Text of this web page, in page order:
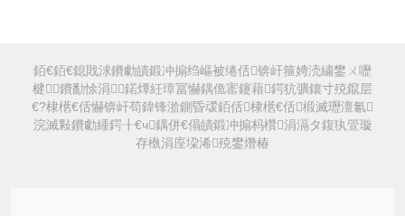
銆€銆€鎴戝浗鐨勮皟鍛冲搧绉嶇被绻佸锛屽箍娉涜繍鐢ㄨ嚦
楗鐨勫悇涓鍩燂紝璋冨懗鍝佹寚鑳藉鍔犺彍鑲寸殑鑹层
€?棣欍€佸懗锛屽苟鍏锋湁鍘昏叆銆佸棣欍€佸椴滅瓑澶氱
浣滅敤鐨勮緟鍔╂€ч鍝併€傝皟鍛冲搧杩欑涓滆タ鍑犱箮璇
存槸涓庢垜浠殑鐢熸椿